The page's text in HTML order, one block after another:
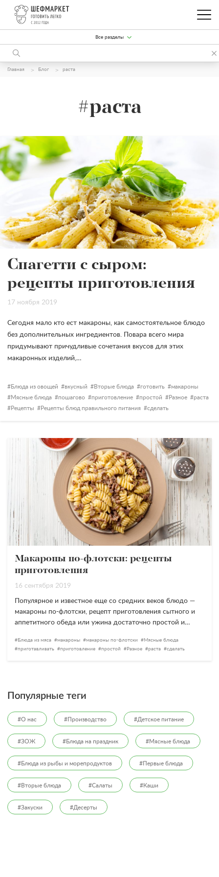
Все разделы
Главная Блог раста
#раста
Спагетти с сыром:
рецепты приготовления
17 ноября 2019
Сегодня мало кто ест макароны, как самостоятельное блюдо
без дополнительных ингредиентов. Повара всего мира
придумывают причудливые сочетания вкусов для этих
макаронных изделий,…
Блюда из овощей вкусный Вторые блюда готовить
макароны
Мясные блюда
пошагово приготовление простой Разное
раста
Рецепты
Рецепты блюд правильного питания сделать
Макароны по-флотски: рецепты
приготовления
16 сентября 2019
Популярное и известное еще со средних веков блюдо —
макароны по-флотски, рецепт приготовления сытного и
аппетитного обеда или ужина достаточно простой и…
Блюда из мяса макароны макароны по-флотски
Мясные блюда
приготавливать
приготовление простой Разное раста сделать
Популярные теги
#О нас #Производство #Детское питание
#ЗОЖ #Блюда на праздник #Мясные блюда
#Блюда из рыбы и морепродуктов #Первые блюда
#Вторые блюда #Салаты #Каши
#Закуски #Десерты